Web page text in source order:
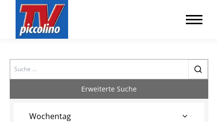
Search
Erweiterte Suche
Wochentag